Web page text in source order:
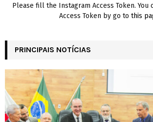
Please fill the Instagram Access Token. You
Access Token by go to this
PRINCIPAIS NOTÍCIAS